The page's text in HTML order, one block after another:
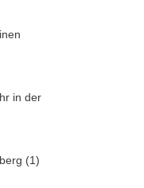
in der
(1)